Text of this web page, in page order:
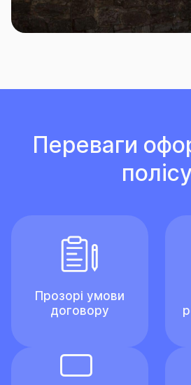
Переваги
полісу
Прозорі умови
договору